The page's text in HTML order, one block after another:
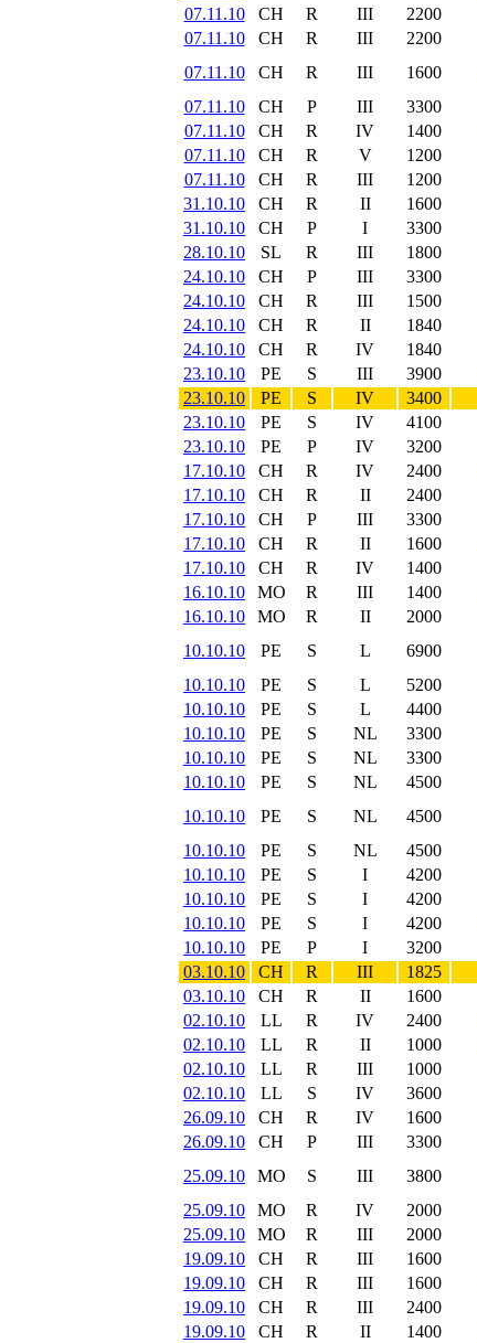
07.11.10
CH R III 2200
07.11.10
CH R III 2200
07.11.10
CH R III 1600
07.11.10
CH P III 3300
07.11.10
CH R IV 1400
07.11.10
CH R V 1200
07.11.10
CH R III 1200
31.10.10
CH R II 1600
31.10.10
CH P I 3300
28.10.10
SL R III 1800
24.10.10
CH P III 3300
24.10.10
CH R III 1500
24.10.10
CH R II 1840
24.10.10
CH R IV 1840
23.10.10
PE S III 3900
23.10.10
PE S IV 3400
23.10.10
PE S IV 4100
23.10.10
PE P IV 3200
17.10.10
CH R IV 2400
17.10.10
CH R II 2400
17.10.10
CH P III 3300
17.10.10
CH R II 1600
17.10.10
CH R IV 1400
16.10.10
MO R III 1400
16.10.10
MO R II 2000
10.10.10
PE S L 6900
10.10.10
PE S L 5200
10.10.10
PE S L 4400
10.10.10
PE S NL 3300
10.10.10
PE S NL 3300
10.10.10
PE S NL 4500
10.10.10
PE S NL 4500
10.10.10
PE S NL 4500
10.10.10
PE S I 4200
10.10.10
PE S I 4200
10.10.10
PE S I 4200
10.10.10
PE P I 3200
03.10.10
CH R III 1825
03.10.10
CH R II 1600
02.10.10
LL R IV 2400
02.10.10
LL R II 1000
02.10.10
LL R III 1000
02.10.10
LL S IV 3600
26.09.10
CH R IV 1600
26.09.10
CH P III 3300
25.09.10
MO S III 3800
25.09.10
MO R IV 2000
25.09.10
MO R III 2000
19.09.10
CH R III 1600
19.09.10
CH R III 1600
19.09.10
CH R III 2400
19.09.10
CH R II 1400